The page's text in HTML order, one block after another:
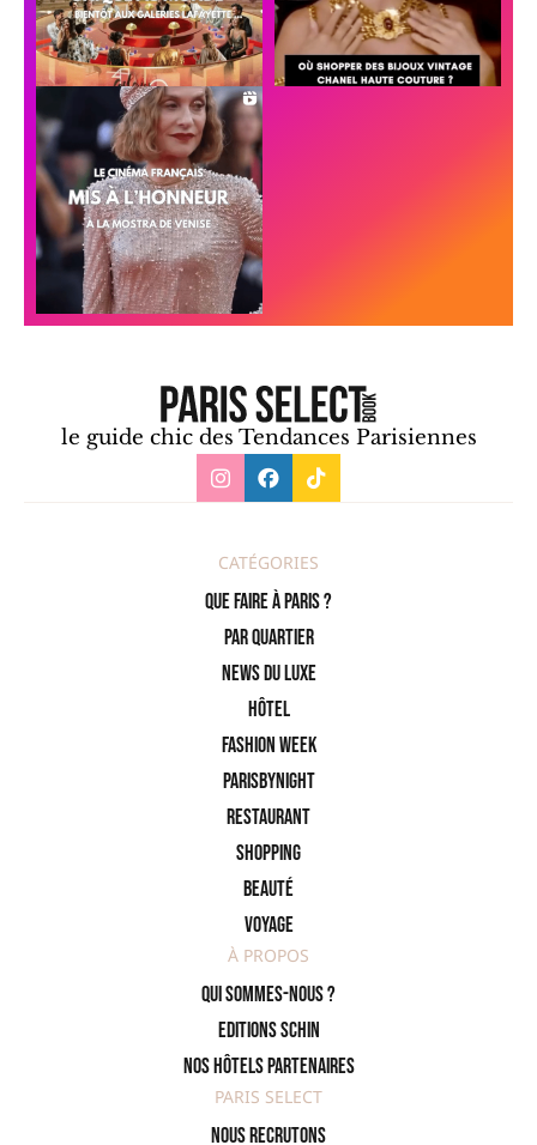
le guide chic des Tendances Parisiennes
CATÉGORIES
Que faire à Paris ?
PAR QUARTIER
News du Luxe
Hôtel
Fashion Week
ParisByNight
Restaurant
Shopping
Beauté
Voyage
À PROPOS
Qui sommes-nous ?
Editions SCHIN
Nos hôtels partenaires
PARIS SELECT
Nous recrutons